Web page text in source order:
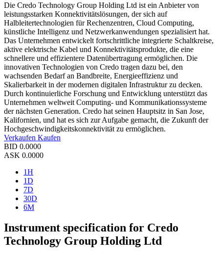
Die Credo Technology Group Holding Ltd ist ein Anbieter von
leistungsstarken Konnektivitätslösungen, der sich auf
Halbleitertechnologien für Rechenzentren, Cloud Computing,
künstliche Intelligenz und Netzwerkanwendungen spezialisiert hat.
Das Unternehmen entwickelt fortschrittliche integrierte Schaltkreise,
aktive elektrische Kabel und Konnektivitätsprodukte, die eine
schnellere und effizientere Datenübertragung ermöglichen. Die
innovativen Technologien von Credo tragen dazu bei, den
wachsenden Bedarf an Bandbreite, Energieeffizienz und
Skalierbarkeit in der modernen digitalen Infrastruktur zu decken.
Durch kontinuierliche Forschung und Entwicklung unterstützt das
Unternehmen weltweit Computing- und Kommunikationssysteme
der nächsten Generation. Credo hat seinen Hauptsitz in San Jose,
Kalifornien, und hat es sich zur Aufgabe gemacht, die Zukunft der
Hochgeschwindigkeitskonnektivität zu ermöglichen.
Verkaufen Kaufen
BID 0.0000
ASK 0.0000
1H
1D
7D
30D
6M
Instrument specification for Credo
Technology Group Holding Ltd